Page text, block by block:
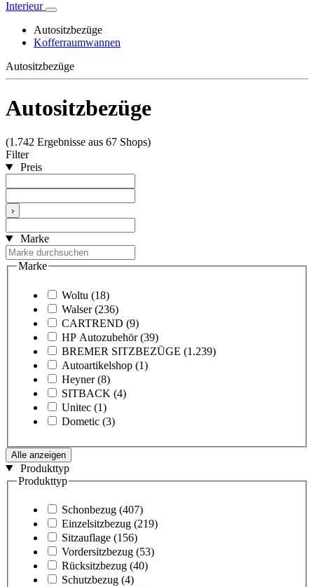
Interieur
Autositzbezüge
Kofferraumwannen
Autositzbezüge
Autositzbezüge
(1.742 Ergebnisse aus 67 Shops)
Filter
Preis
›
Marke
Marke
Woltu (18)
Walser (236)
CARTREND (9)
HP Autozubehör (39)
BREMER SITZBEZÜGE (1.239)
Autoartikelshop (1)
Heyner (8)
SITBACK (4)
Unitec (1)
Dometic (3)
Alle anzeigen
Produkttyp
Produkttyp
Schonbezug (407)
Einzelsitzbezug (219)
Sitzauflage (156)
Vordersitzbezug (53)
Rücksitzbezug (40)
Schutzbezug (4)